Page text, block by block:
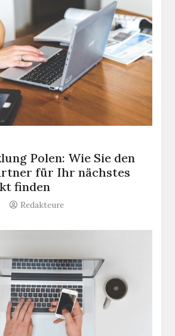
Polen: Wie Sie den
für Ihr nächstes
finden
Redakteure